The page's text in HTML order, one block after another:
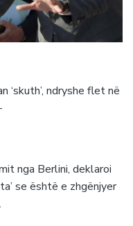
‘skuth’, ndryshe flet në
nga Berlini, deklaroi
se është e zhgënjyer